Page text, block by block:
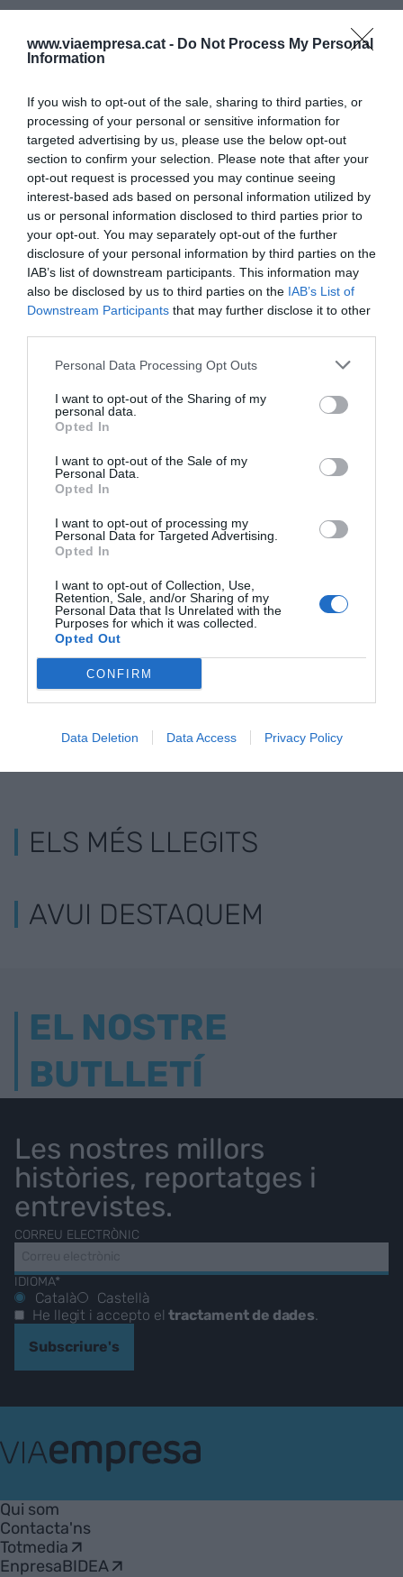
www.viaempresa.cat - Do Not Process My Personal
Information
If you wish to opt-out of the sale, sharing to third parties, or
processing of your personal or sensitive information for
targeted advertising by us, please use the below opt-out
section to confirm your selection. Please note that after your
opt-out request is processed you may continue seeing
interest-based ads based on personal information utilized by
us or personal information disclosed to third parties prior to
your opt-out. You may separately opt-out of the further
disclosure of your personal information by third parties on the
IAB’s list of downstream participants. This information may
also be disclosed by us to third parties on the IAB’s List of
Downstream Participants that may further disclose it to other
Personal Data Processing Opt Outs
I want to opt-out of the Sharing of my
personal data.
Opted In
I want to opt-out of the Sale of my
Personal Data.
Opted In
I want to opt-out of processing my
Personal Data for Targeted Advertising.
Opted In
I want to opt-out of Collection, Use,
Retention, Sale, and/or Sharing of my
Personal Data that Is Unrelated with the
Purposes for which it was collected.
Opted Out
CONFIRM
Data Deletion Data Access Privacy Policy
En aquest context, Iberdrola ha completat la
instal·lació de 140 punts de recarrega als centres
privat i per a ús públic.
AfegirVIA Empresacom a font preferida de
Google de forma gratuïta
Estigues informat amb les últimes notícies d'actualitat
ACTIVAR ARA
RELACIONADES
Palma: "Seat mai ha
viscut una fase tan
positiva"
Seat ret homenatge a García
Lorca a Barcelona
ELS MÉS LLEGITS
AVUI DESTAQUEM
EL NOSTRE
BUTLLETÍ
Les nostres millors
històries, reportatges i
entrevistes.
CORREU ELECTRÒNIC
IDIOMA*
Català
Castellà
He llegit i accepto eltractament de dades.
Subscriure's
Empresa
Qui som
Contacta'ns
Totmedia
EnpresaBIDEA